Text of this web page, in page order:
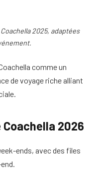
2025, adaptées
comme un
de voyage riche alliant
2026
ends, avec des files